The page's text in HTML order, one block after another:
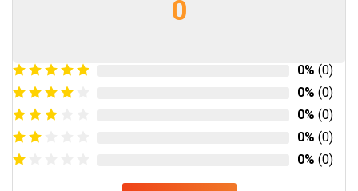
0
0% (0)
0% (0)
0% (0)
0% (0)
0% (0)